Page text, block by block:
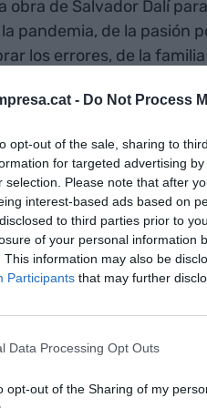
- Do Not Process
opt-out of the sale, sharing to
for targeted advertising
selection. Please note that after
interest-based ads based on
to third parties prior to
of your personal information
This information may also be
Participants that may further
Data Processing Opt Outs
opt-out of the Sharing of my
de Salvador Dalí
pandemia, de la pasión
los errores, de la
la administración, de
catalana. Del
la crisis?
Hemos intentado
mejor es adaptarse a
televisión verás un
La
al país... Antes de